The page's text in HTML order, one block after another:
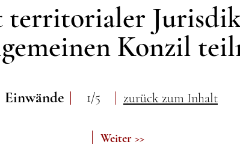
territorialer
Konzil
Einwände 1/5 zurück zum Inhalt
Weiter >>